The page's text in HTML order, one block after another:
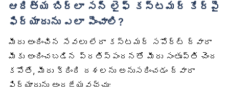
ఆదిత్య బిర్లా సన్ లైఫ్ కస్టమర్ కేర్‌పై
ఫిర్యాదును ఎలా పెంచాలి?
మీరు అందించిన సేవలు లేదా కస్టమర్ సపోర్ట్ ద్వారా
మీకు అందించబడిన ప్రతిస్పందనతో మీరు సంతృప్తి చెంద
కపోతే, మీరు క్రింది దశలను అనుసరించడం ద్వారా